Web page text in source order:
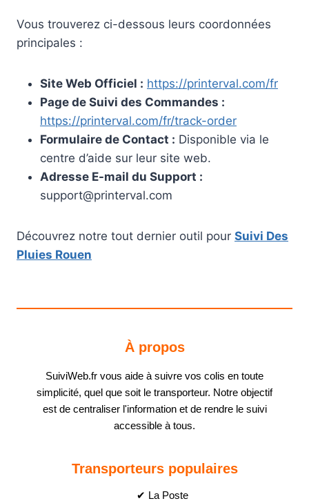
Vous trouverez ci-dessous leurs coordonnées
principales :
Site Web Officiel : https://printerval.com/fr
Page de Suivi des Commandes :
https://printerval.com/fr/track-order
Formulaire de Contact : Disponible via le
centre d’aide sur leur site web.
Adresse E-mail du Support :
support@printerval.com
Découvrez notre tout dernier outil pour Suivi Des
Pluies Rouen
À propos
SuiviWeb.fr vous aide à suivre vos colis en toute
simplicité, quel que soit le transporteur. Notre objectif
est de centraliser l'information et de rendre le suivi
accessible à tous.
Transporteurs populaires
✔ La Poste